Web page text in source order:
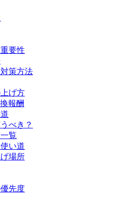
要性
策方法
げ方
報酬
べき？
覧
い道
場所
先度